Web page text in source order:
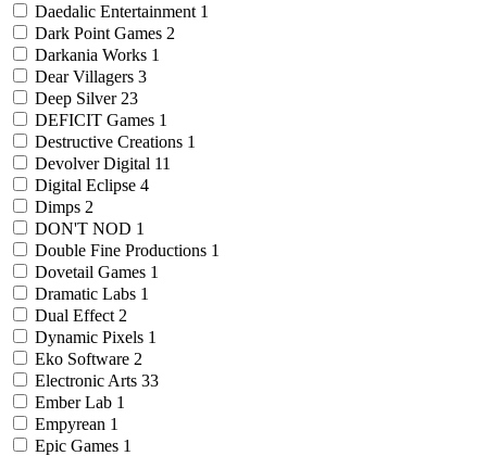
Daedalic Entertainment 1
Dark Point Games 2
Darkania Works 1
Dear Villagers 3
Deep Silver 23
DEFICIT Games 1
Destructive Creations 1
Devolver Digital 11
Digital Eclipse 4
Dimps 2
DON'T NOD 1
Double Fine Productions 1
Dovetail Games 1
Dramatic Labs 1
Dual Effect 2
Dynamic Pixels 1
Eko Software 2
Electronic Arts 33
Ember Lab 1
Empyrean 1
Epic Games 1